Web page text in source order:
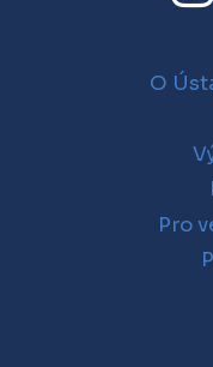
O
Pro